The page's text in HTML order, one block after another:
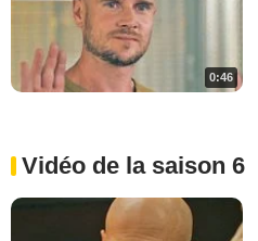
0:46
Vidéo de la saison 6